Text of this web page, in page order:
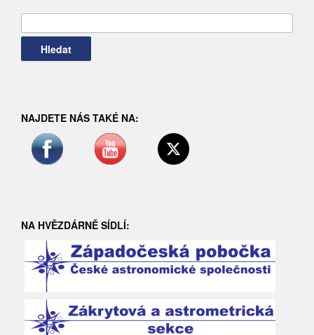
NAJDETE NÁS TAKÉ NA:
NA HVĚZDÁRNĚ SÍDLÍ: